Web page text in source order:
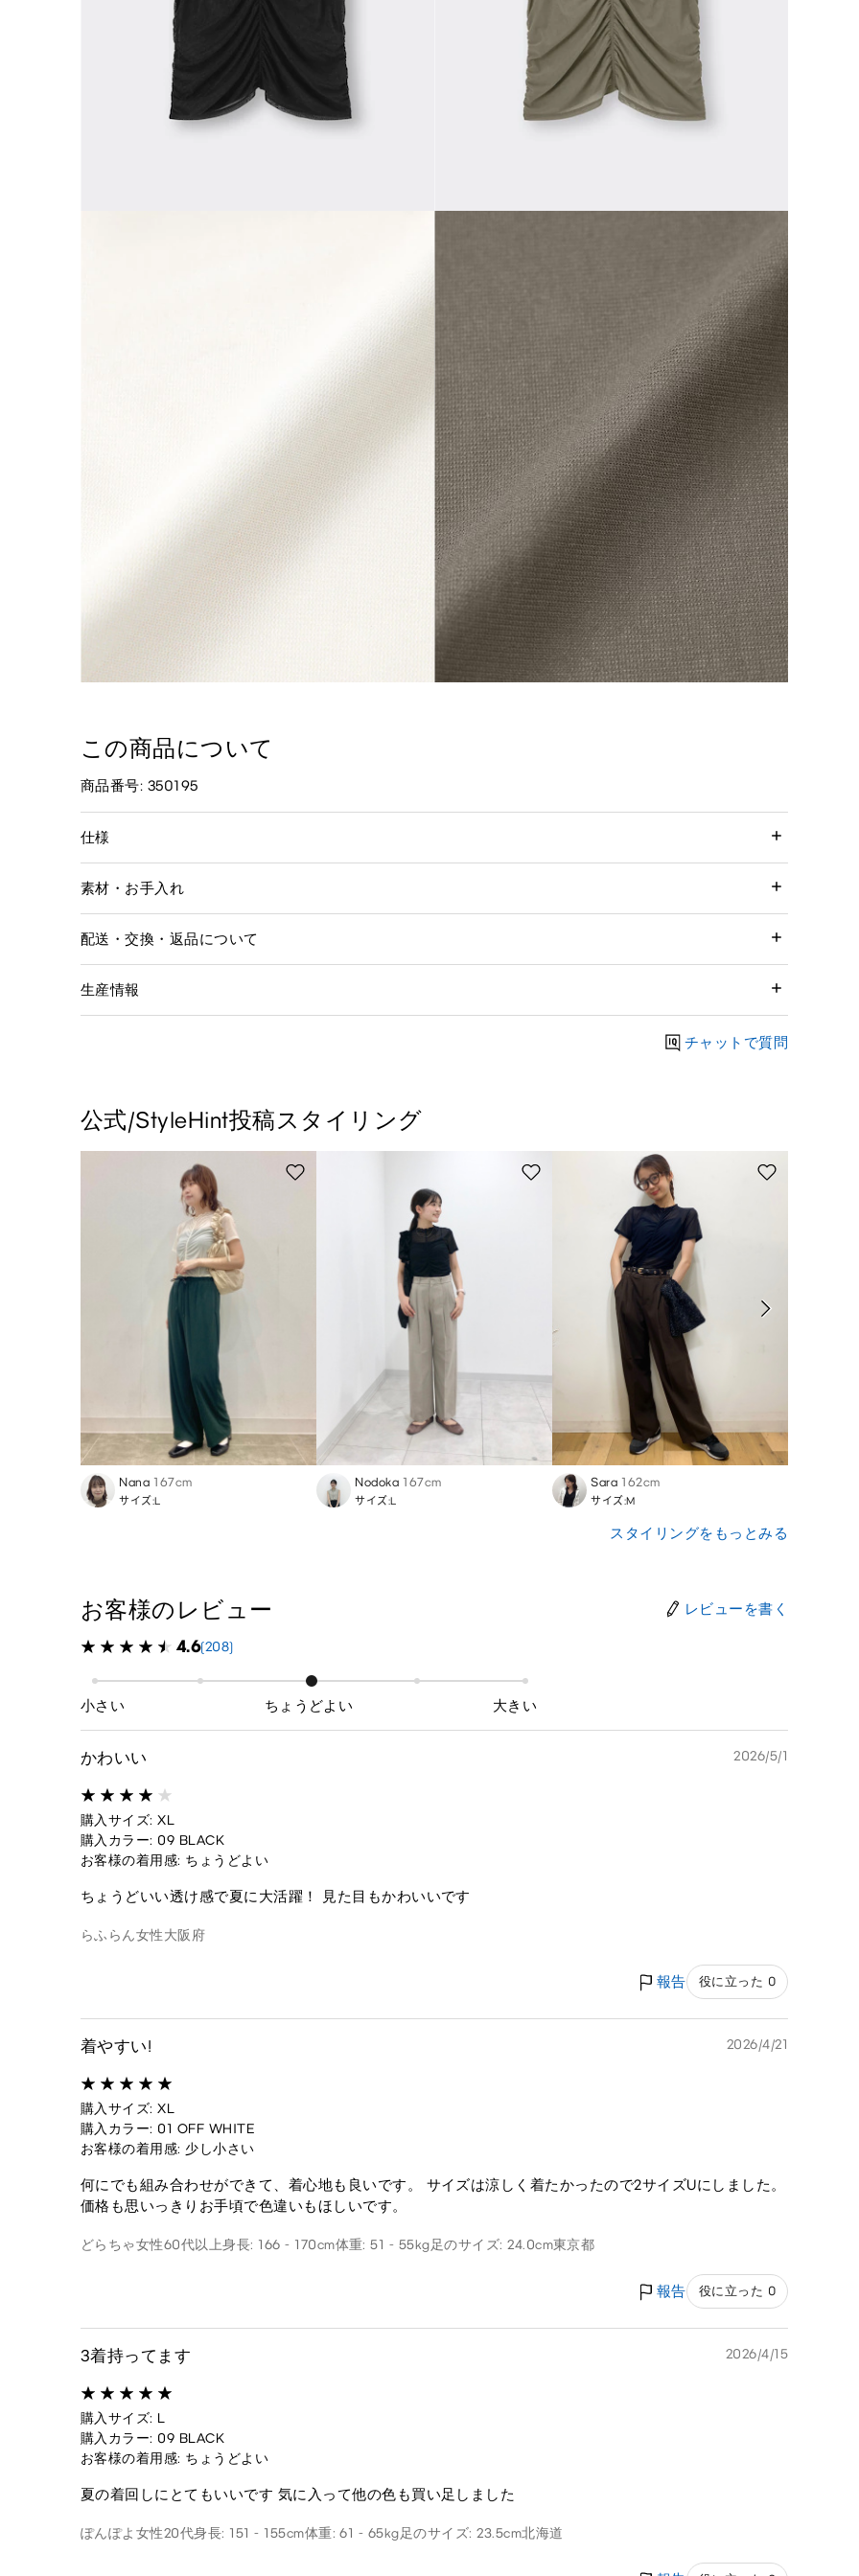
この商品について
商品番号: 350195
仕様
素材・お手入れ
配送・交換・返品について
生産情報
チャットで質問
公式/StyleHint投稿スタイリング
Nana 167cm
サイズ:L
Nodoka 167cm
サイズ:L
Sara 162cm
サイズ:M
スタイリングをもっとみる
お客様のレビュー レビューを書く
4.6(208)
小さい ちょうどよい 大きい
かわいい 2026/5/1
購入サイズ: XL
購入カラー: 09 BLACK
お客様の着用感: ちょうどよい
ちょうどいい透け感で夏に大活躍！ 見た目もかわいいです
らふらん女性大阪府
報告 役に立った 0
着やすい! 2026/4/21
購入サイズ: XL
購入カラー: 01 OFF WHITE
お客様の着用感: 少し小さい
何にでも組み合わせができて、着心地も良いです。 サイズは涼しく着たかったので2サイズUにしました。
価格も思いっきりお手頃で色違いもほしいです。
どらちゃ女性60代以上身長: 166 - 170cm体重: 51 - 55kg足のサイズ: 24.0cm東京都
報告 役に立った 0
3着持ってます 2026/4/15
購入サイズ: L
購入カラー: 09 BLACK
お客様の着用感: ちょうどよい
夏の着回しにとてもいいです 気に入って他の色も買い足しました
ぽんぽよ 女性20代身長: 151 - 155cm体重: 61 - 65kg足のサイズ: 23.5cm北海道